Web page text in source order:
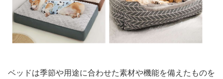
ベッドは季節や用途に合わせた素材や機能を備えたものを